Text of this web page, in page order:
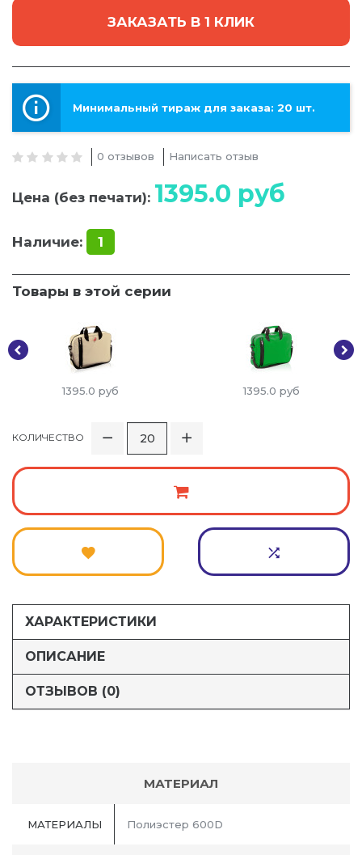
ЗАКАЗАТЬ В 1 КЛИК
Минимальный тираж для заказа: 20 шт.
0 отзывов Написать отзыв
Цена (без печати): 1395.0 руб
Наличие: 1
Товары в этой серии
1395.0 руб 1395.0 руб
КОЛИЧЕСТВО
ХАРАКТЕРИСТИКИ
ОПИСАНИЕ
ОТЗЫВОВ (0)
МАТЕРИАЛ
МАТЕРИАЛЫ Полиэстер 600D